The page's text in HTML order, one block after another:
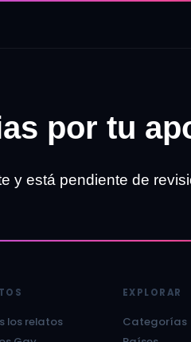
por tu
y está pendiente de
los relatos
EXPLORAR
Categorías